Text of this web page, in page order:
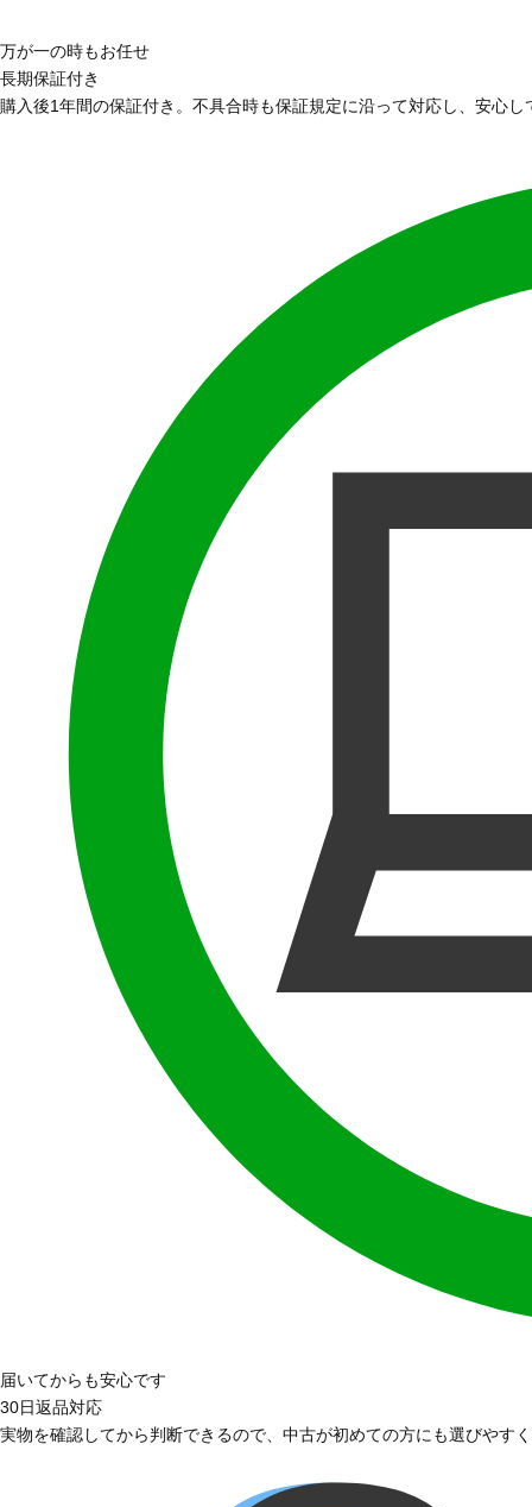
万が一の時もお任せ
長期保証付き
購入後1年間の保証付き。不具合時も保証規定に沿って対応し、安心
届いてからも安心です
30日返品対応
実物を確認してから判断できるので、中古が初めての方にも選びやす